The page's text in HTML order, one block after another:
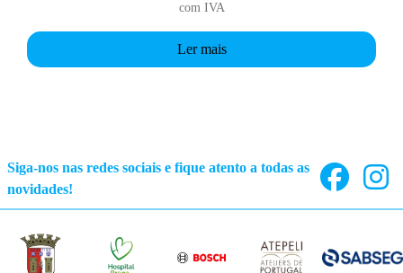
com IVA
Ler mais
Siga-nos nas redes sociais e fique atento a todas as
novidades!